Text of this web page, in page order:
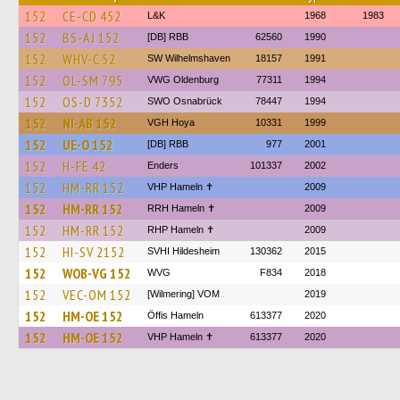
152 CE-CD 452 L&K 1968 1983
152 BS-AJ 152 [DB] RBB 62560 1990
152 WHV-C 52 SW Wilhelmshaven 18157 1991
152 OL-SM 795 VWG Oldenburg 77311 1994
152 OS-D 7352 SWO Osnabrück 78447 1994
152 NI-AB 152 VGH Hoya 10331 1999
152 UE-O 152 [DB] RBB 977 2001
152 H-FE 42 Enders 101337 2002
152 HM-RR 152 VHP Hameln ✝ 2009
152 HM-RR 152 RRH Hameln ✝ 2009
152 HM-RR 152 RHP Hameln ✝ 2009
152 HI-SV 2152 SVHI Hildesheim 130362 2015
152 WOB-VG 152 WVG F834 2018
152 VEC-OM 152 [Wilmering] VOM 2019
152 HM-OE 152 Öffis Hameln 613377 2020
152 HM-OE 152 VHP Hameln ✝ 613377 2020